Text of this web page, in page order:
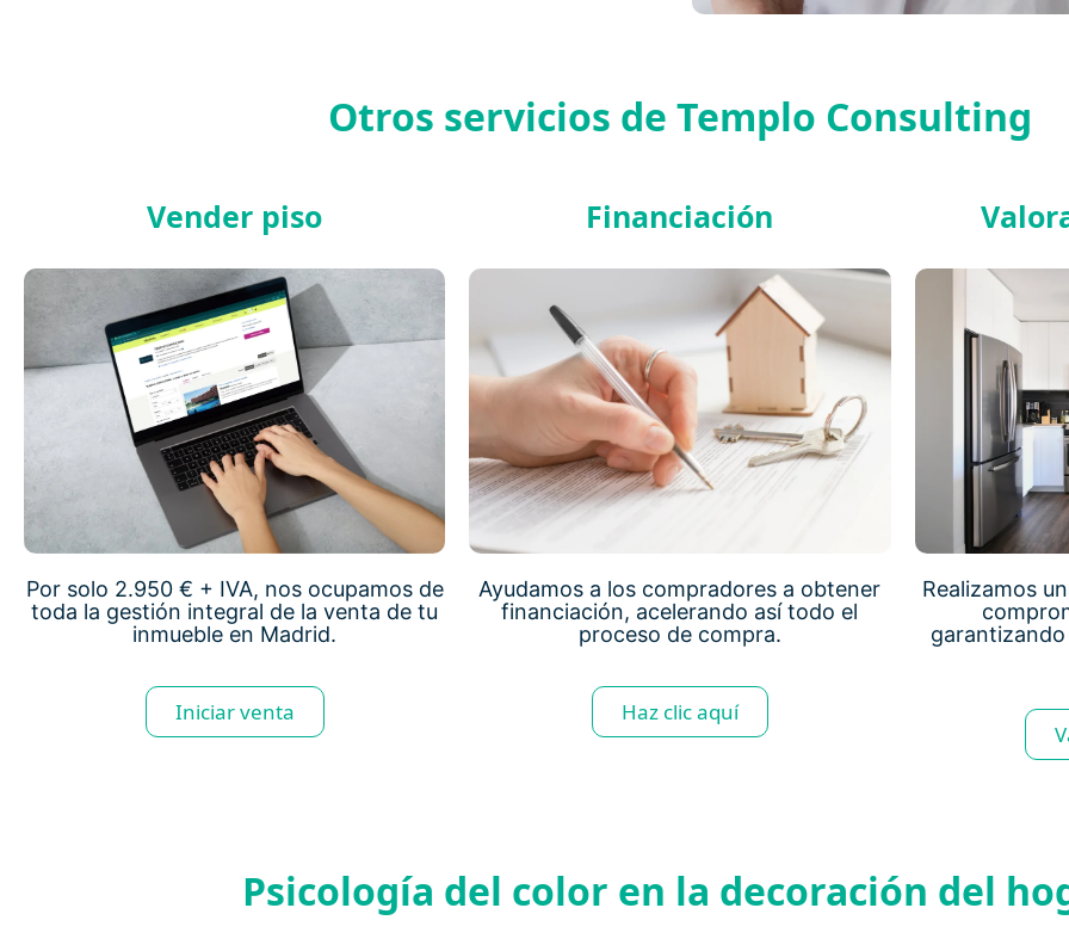
Otros servicios de Templo Consulting
Vender piso
Por solo 2.950 € + IVA, nos ocupamos de
toda la gestión integral de la venta de tu
inmueble en Madrid.
Iniciar venta
Financiación
Ayudamos a los compradores a obtener
financiación, acelerando así todo el
proceso de compra.
Haz clic aquí
Realizamos
Psicología del color en la decoración del